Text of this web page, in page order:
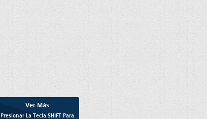
Ver Más
Presionar La Tecla SHIFTPara